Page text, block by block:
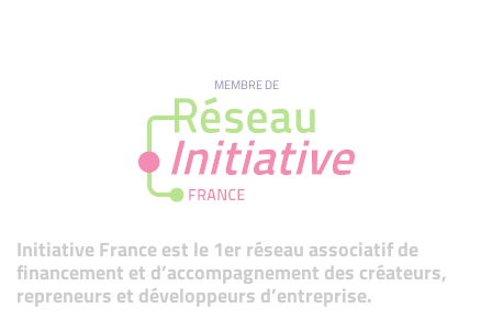
MEMBRE DE
Initiative France est le 1er réseau associatif de
financement et d’accompagnement des créateurs,
repreneurs et développeurs d’entreprise.